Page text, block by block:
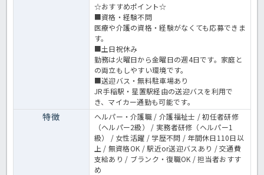
☆おすすめポイント☆
■資格・経験不問
医療や介護の資格・経験がなくても応募できま
す。
■土日祝休み
勤務は火曜日から金曜日の週4日です。家庭と
の両立もしやすい環境です。
■送迎バス・無料駐車場あり
JR手稲駅・星置駅経由の送迎バスを利用で
き、マイカー通勤も可能です。
特徴
ヘルパー・介護職 / 介護福祉士 / 初任者研修
（ヘルパー2級） / 実務者研修（ヘルパー1
級） / 女性活躍 / 学歴不問 / 年間休日110日以
上 / 無資格OK / 駅近or送迎バスあり / 交通費
支給あり / ブランク・復職OK / 担当者おすす
め